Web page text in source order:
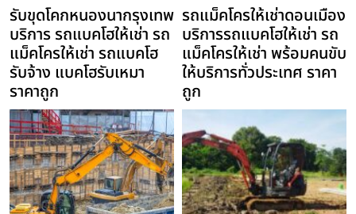
รับขุดโคกหนองนากรุงเทพ
บริการ รถแบคโฮให้เช่า รถ
แม็คโครให้เช่า รถแบคโฮ
รับจ้าง แบคโฮรับเหมา
ราคาถูก
รถแม็คโครให้เช่าดอนเมือง
บริการรถแบคโฮให้เช่า รถ
แม็คโครให้เช่า พร้อมคนขับ
ให้บริการทั่วประเทศ ราคา
ถูก